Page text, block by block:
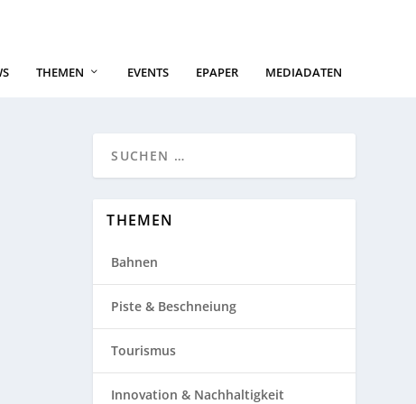
THEMEN EVENTS EPAPER MEDIADATEN
THEMEN
Bahnen
Piste & Beschneiung
Tourismus
Innovation & Nachhaltigkeit